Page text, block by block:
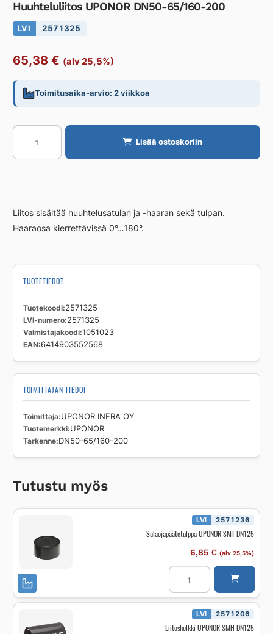
Huuhteluliitos UPONOR DN50-65/160-200
LVI 2571325
65,38 € (alv 25,5%)
Toimitusaika-arvio: 2 viikkoa
Huuhteluliitos
UPONOR
DN50-
200
Lisää ostoskoriin
Liitos sisältää huuhtelusatulan ja -haaran sekä tulpan.
Haaraosa kierrettävissä 0°…180°.
TUOTETIEDOT
Tuotekoodi 2571325
LVI-numero 2571325
Valmistajakoodi 1051023
EAN 6414903552568
TOIMITTAJAN TIEDOT
Toimittaja UPONOR INFRA OY
Tuotemerkki UPONOR
Tarkenne DN50-65/160-200
Tutustu myös
LVI 2571236
Salaojapäätetulppa UPONOR SMT DN125
6,85 € (alv 25,5%)
Salaojapäätetulppa
UPONOR
DN125
määrä
LVI 2571206
Liitosholkki UPONOR SMH DN125